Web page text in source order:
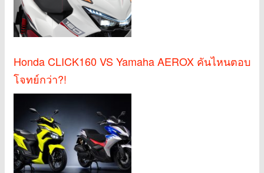
Honda CLICK160 VS Yamaha AEROX คันไหนตอบ
โจทย์กว่า?!